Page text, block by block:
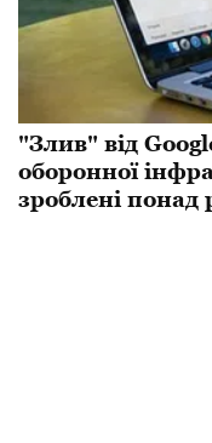
​"Злив" від
оборонної
зроблені понад